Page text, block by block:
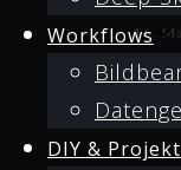
Workflows
DIY &
16.